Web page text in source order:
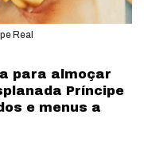
Real
para almoçar
Príncipe
e menus a